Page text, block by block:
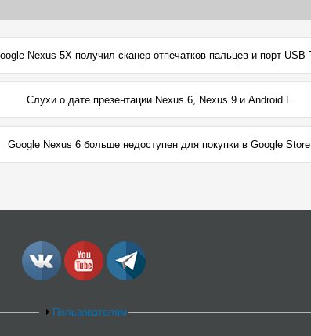
Слухи о дате презентации Nexus 6, Nexus 9 и Android L
Google Nexus 6 больше недоступен для покупки в Google Store
Пользователям